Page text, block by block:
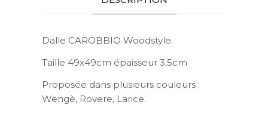
Dalle CAROBBIO Woodstyle.
Taille 49x49cm épaisseur 3,5cm
Proposée dans plusieurs couleurs :
Wengè, Rovere, Larice.